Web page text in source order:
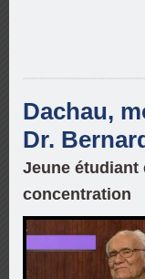
Dachau,
Dr.
Jeune étudiant
concentration